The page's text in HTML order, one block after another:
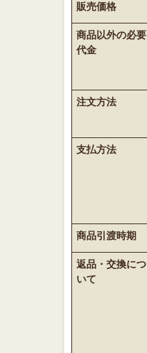
販売価格
商品以外の必要
代金
注文方法
支払方法
商品引渡時期
返品・交換につ
いて